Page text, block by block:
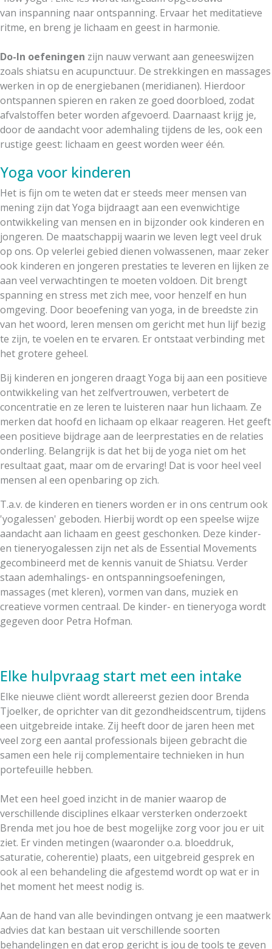
van inspanning naar ontspanning. Ervaar het meditatieve
ritme, en breng je lichaam en geest in harmonie.
Do-In oefeningen zijn nauw verwant aan geneeswijzen
zoals shiatsu en acupunctuur. De strekkingen en massages
werken in op de energiebanen (meridianen). Hierdoor
ontspannen spieren en raken ze goed doorbloed, zodat
afvalstoffen beter worden afgevoerd. Daarnaast krijg je,
door de aandacht voor ademhaling tijdens de les, ook een
rustige geest: lichaam en geest worden weer één.
Yoga voor kinderen
Het is fijn om te weten dat er steeds meer mensen van
mening zijn dat Yoga bijdraagt aan een evenwichtige
ontwikkeling van mensen en in bijzonder ook kinderen en
jongeren. De maatschappij waarin we leven legt veel druk
op ons. Op velerlei gebied dienen volwassenen, maar zeker
ook kinderen en jongeren prestaties te leveren en lijken ze
aan veel verwachtingen te moeten voldoen. Dit brengt
spanning en stress met zich mee, voor henzelf en hun
omgeving. Door beoefening van yoga, in de breedste zin
van het woord, leren mensen om gericht met hun lijf bezig
te zijn, te voelen en te ervaren. Er ontstaat verbinding met
het grotere geheel.
Bij kinderen en jongeren draagt Yoga bij aan een positieve
ontwikkeling van het zelfvertrouwen, verbetert de
concentratie en ze leren te luisteren naar hun lichaam. Ze
merken dat hoofd en lichaam op elkaar reageren. Het geeft
een positieve bijdrage aan de leerprestaties en de relaties
onderling. Belangrijk is dat het bij de yoga niet om het
resultaat gaat, maar om de ervaring! Dat is voor heel veel
mensen al een openbaring op zich.
T.a.v. de kinderen en tieners worden er in ons centrum ook
'yogalessen' geboden. Hierbij wordt op een speelse wijze
aandacht aan lichaam en geest geschonken. Deze kinder-
en tieneryogalessen zijn net als de Essential Movements
gecombineerd met de kennis vanuit de Shiatsu. Verder
staan ademhalings- en ontspanningsoefeningen,
massages (met kleren), vormen van dans, muziek en
creatieve vormen centraal. De kinder- en tieneryoga wordt
gegeven door Petra Hofman.
Elke hulpvraag start met een intake
Elke nieuwe cliënt wordt allereerst gezien door Brenda
Tjoelker, de oprichter van dit gezondheidscentrum, tijdens
een uitgebreide intake. Zij heeft door de jaren heen met
veel zorg een aantal professionals bijeen gebracht die
samen een hele rij complementaire technieken in hun
portefeuille hebben.
Met een heel goed inzicht in de manier waarop de
verschillende disciplines elkaar versterken onderzoekt
Brenda met jou hoe de best mogelijke zorg voor jou er uit
ziet. Er vinden metingen (waaronder o.a. bloeddruk,
saturatie, coherentie) plaats, een uitgebreid gesprek en
ook al een behandeling die afgestemd wordt op wat er in
het moment het meest nodig is.
Aan de hand van alle bevindingen ontvang je een maatwerk
advies dat kan bestaan uit verschillende soorten
behandelingen en dat erop gericht is jou de tools te geven